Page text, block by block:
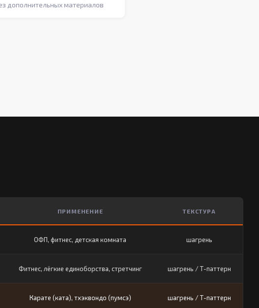
дополнительных материалов
ПРИМЕНЕНИЕ ТЕКСТУРА
ОФП, фитнес, детская комната шагрень
Фитнес, лёгкие единоборства, стретчинг шагрень / Т-паттерн
Карате (ката), тхэквондо (пумсэ) шагрень / Т-паттерн